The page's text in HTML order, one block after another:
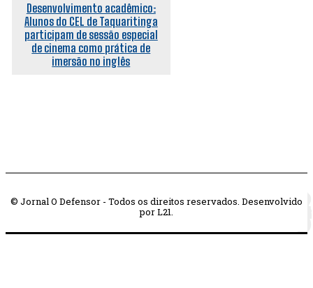
Desenvolvimento acadêmico:
Alunos do CEL de Taquaritinga
participam de sessão especial
de cinema como prática de
imersão no inglês
© Jornal O Defensor - Todos os direitos reservados. Desenvolvido
por L21.